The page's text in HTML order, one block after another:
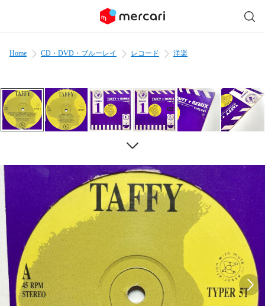
Home CD・DVD・ブルーレイ レコード 洋楽